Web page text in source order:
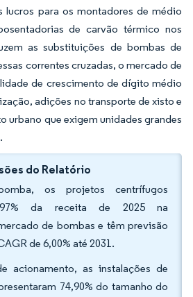
lucros para os montadores de médio
de carvão térmico nos
as substituições de bombas de
correntes cruzadas, o mercado de
de crescimento de dígito médio
adições no transporte de xisto e
urbano que exigem unidades grandes
do Relatório
os projetos centrífugos
da receita de 2025 na
de bombas e têm previsão
de 6,00% até 2031.
acionamento, as instalações de
74,90% do tamanho do